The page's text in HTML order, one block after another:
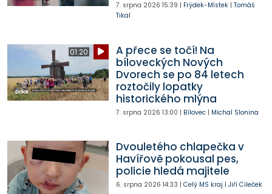
7. srpna 2026 15:39 | Frýdek-Místek| Tomáš
Tikal
01:20
A přece se točí! Na
bíloveckých Nových
Dvorech se po 84 letech
roztočily lopatky
historického mlýna
7. srpna 2026 13:00 | Bílovec| Michal Slonina
Dvouletého chlapečka v
Havířově pokousal pes,
policie hledá majitele
6. srpna 2026 14:33 | Celý MS kraj | Jiří Cileček